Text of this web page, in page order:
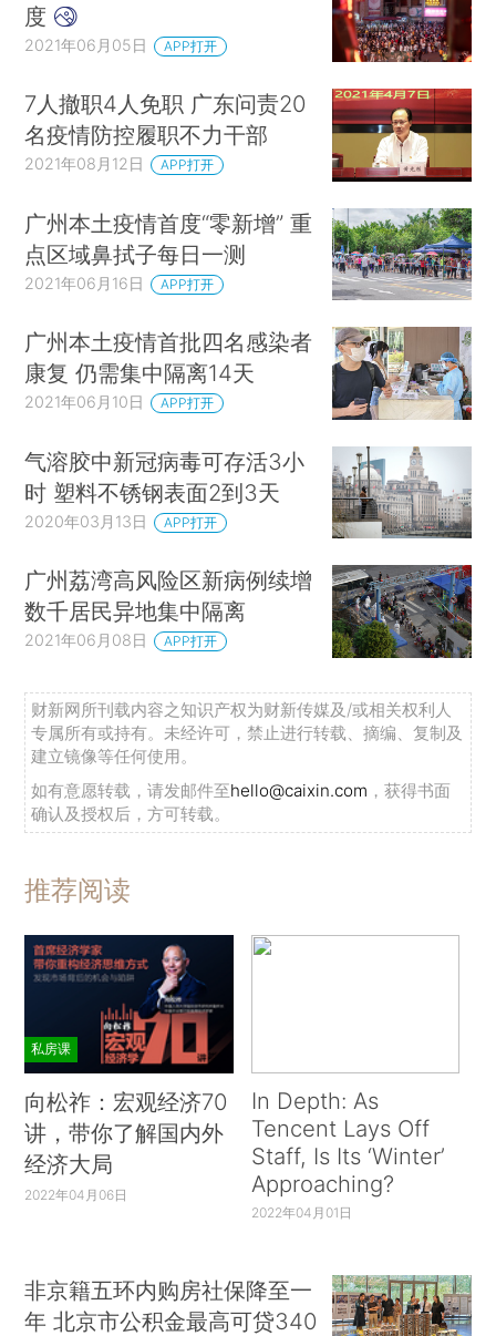
度
2021年06月05日 APP打开
7人撤职4人免职 广东问责20
名疫情防控履职不力干部
2021年08月12日 APP打开
广州本土疫情首度“零新增” 重
点区域鼻拭子每日一测
2021年06月16日 APP打开
广州本土疫情首批四名感染者
康复 仍需集中隔离14天
2021年06月10日 APP打开
气溶胶中新冠病毒可存活3小
时 塑料不锈钢表面2到3天
2020年03月13日 APP打开
广州荔湾高风险区新病例续增
数千居民异地集中隔离
2021年06月08日 APP打开
财新网所刊载内容之知识产权为财新传媒及/或相关权利人
专属所有或持有。未经许可，禁止进行转载、摘编、复制及
建立镜像等任何使用。
如有意愿转载，请发邮件至hello@caixin.com ，获得书面
确认及授权后，方可转载。
推荐阅读
私房课
向松祚：宏观经济70
讲，带你了解国内外
经济大局
2022年04月06日
In Depth: As
Tencent Lays Off
Staff, Is Its ‘Winter’
Approaching?
2022年04月01日
非京籍五环内购房社保降至一
年 北京市公积金最高可贷340